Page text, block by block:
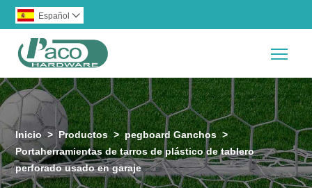
Español 
Inicio > Productos > pegboard Ganchos >
Portaherramientas de tarros de plástico de tablero
perforado usado en garaje